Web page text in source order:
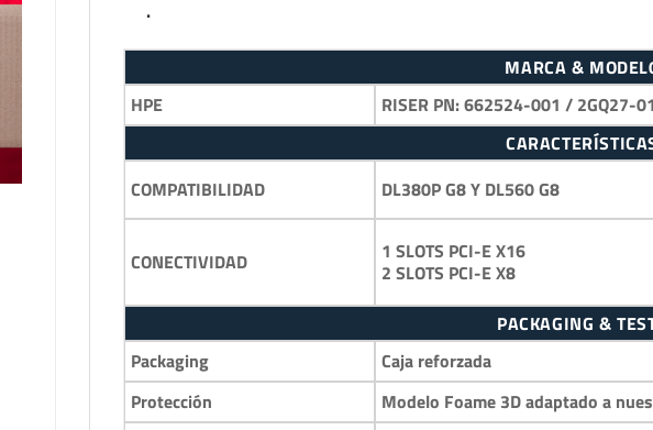
.
MARCA &
HPE
RISER PN: 662524-001 / 2GQ27-01
COMPATIBILIDAD
DL380P G8 Y DL560 G8
CONECTIVIDAD
1 SLOTS PCI-E X16
2 SLOTS PCI-E X8
PACKAGING &
Packaging
Caja reforzada
Protección
Modelo Foame 3D adaptado a